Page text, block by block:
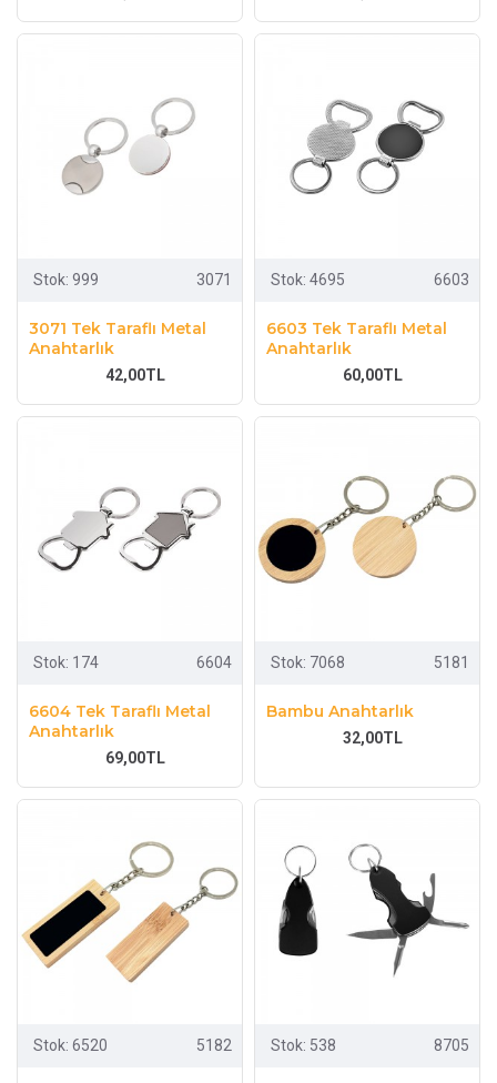
Stok: 999 3071
3071 Tek Taraflı Metal
Anahtarlık
42,00TL
Stok: 4695 6603
6603 Tek Taraflı Metal
Anahtarlık
60,00TL
Stok: 174 6604
6604 Tek Taraflı Metal
Anahtarlık
69,00TL
Stok: 7068 5181
Bambu Anahtarlık
32,00TL
Stok: 6520 5182 Stok: 538 8705